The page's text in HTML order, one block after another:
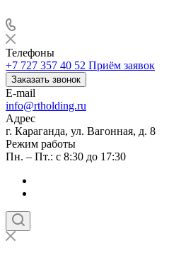
Телефоны
+7 727 357 40 52 Приём заявок
Заказать звонок
E-mail
info@rtholding.ru
Адрес
г. Караганда, ул. Вагонная, д. 8
Режим работы
Пн. – Пт.: с 8:30 до 17:30